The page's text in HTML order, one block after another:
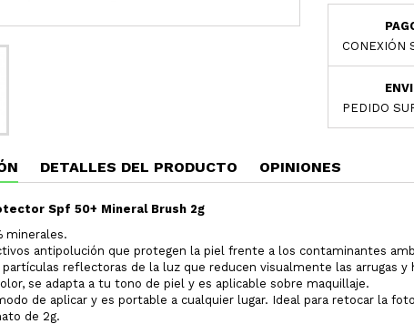
CONEXIÓN
PEDIDO
DETALLES DEL PRODUCTO OPINIONES
Spf 50+ Mineral Brush 2g
minerales.
antipolución que protegen la piel frente a los contaminantes
partículas reflectoras de la luz que reducen visualmente las arrugas y
se adapta a tu tono de piel y es aplicable sobre maquillaje.
de aplicar y es portable a cualquier lugar. Ideal para retocar la
de 2g.